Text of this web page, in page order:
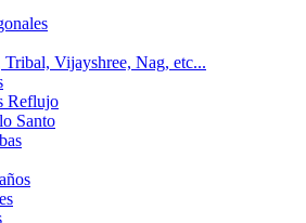
Tribal, Vijayshree, Nag, etc...
Reflujo
Santo